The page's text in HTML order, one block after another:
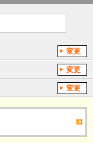
変更
変更
変更